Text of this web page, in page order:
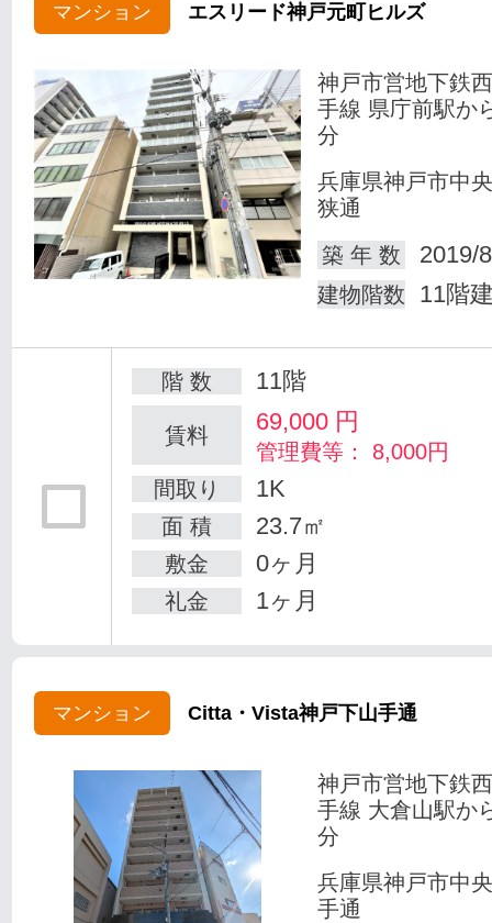
マンション エスリード神戸元町ヒルズ
神戸市営地下鉄
手線 県庁前駅か
分
兵庫県神戸市中
狭通
築 年 数
2019/
建物階数 11階
階 数 11階
賃料 69,000 円
管理費等： 8,000円
間取り
1K
面 積 23.7㎡
敷金 0ヶ月
礼金 1ヶ月
マンション Citta・Vista神戸下山手通
神戸市営地下鉄
手線 大倉山駅か
分
兵庫県神戸市中
手通